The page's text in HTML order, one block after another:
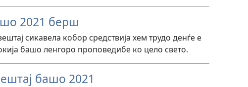
2021 берш
сикавела кобор средствија хем трудо денѓе е
башо ленгоро проповедибе ко цело свето.
башо 2021